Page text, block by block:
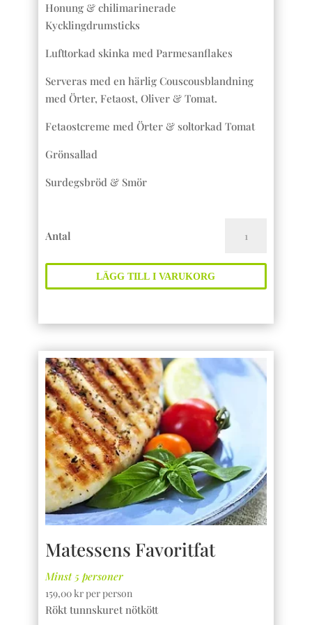
Honung & chilimarinerade
Kycklingdrumsticks
Lufttorkad skinka med Parmesanflakes
Serveras med en härlig Couscousblandning
med Örter, Fetaost, Oliver & Tomat.
Fetaostcreme med Örter & soltorkad Tomat
Grönsallad
Surdegsbröd & Smör
Antal
mängd
LÄGG TILL I VARUKORG
Matessens Favoritfat
Minst 5 personer
159,00krper person
Rökt tunnskuret nötkött